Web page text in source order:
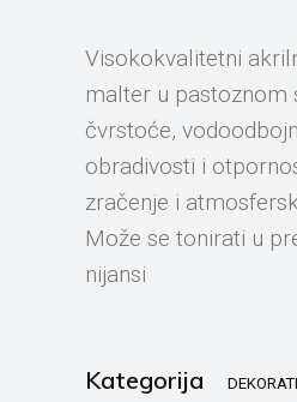
Visokokvalitetni
malter u pastoznom
čvrstoće,
obradivosti i
zračenje i
Može se tonirati u
nijansi
Kategorija